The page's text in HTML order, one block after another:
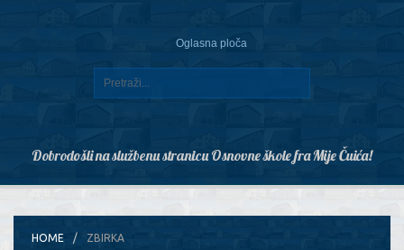
Oglasna ploča
Dobrodošli na službenu stranicu Osnovne škole fra Mije Čuića!
HOME ZBIRKA